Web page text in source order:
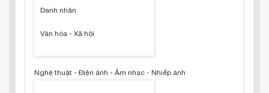
Danh nhân
Văn hóa - Xã hội
Nghệ thuật - Điện ảnh - Âm nhạc - Nhiếp ảnh